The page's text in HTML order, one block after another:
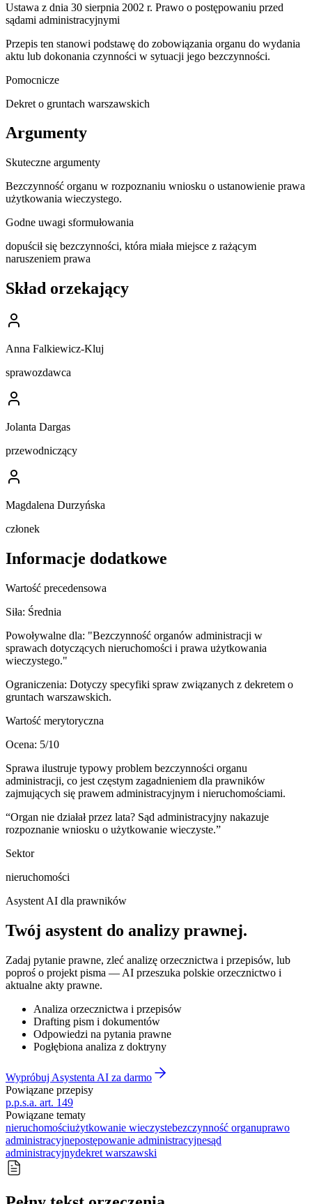
Ustawa z dnia 30 sierpnia 2002 r. Prawo o postępowaniu przed
sądami administracyjnymi
Przepis ten stanowi podstawę do zobowiązania organu do wydania
aktu lub dokonania czynności w sytuacji jego bezczynności.
Pomocnicze
Dekret o gruntach warszawskich
Argumenty
Skuteczne argumenty
Bezczynność organu w rozpoznaniu wniosku o ustanowienie prawa
użytkowania wieczystego.
Godne uwagi sformułowania
dopuścił się bezczynności, która miała miejsce z rażącym
naruszeniem prawa
Skład orzekający
Anna Falkiewicz-Kluj
sprawozdawca
Jolanta Dargas
przewodniczący
Magdalena Durzyńska
członek
Informacje dodatkowe
Wartość precedensowa
Siła: Średnia
Powoływalne dla: "Bezczynność organów administracji w
sprawach dotyczących nieruchomości i prawa użytkowania
wieczystego."
Ograniczenia: Dotyczy specyfiki spraw związanych z dekretem o
gruntach warszawskich.
Wartość merytoryczna
Ocena: 5/10
Sprawa ilustruje typowy problem bezczynności organu
administracji, co jest częstym zagadnieniem dla prawników
zajmujących się prawem administracyjnym i nieruchomościami.
“Organ nie działał przez lata? Sąd administracyjny nakazuje
rozpoznanie wniosku o użytkowanie wieczyste.”
Sektor
nieruchomości
Asystent AI dla prawników
Twój asystent do analizy prawnej.
Zadaj pytanie prawne, zleć analizę orzecznictwa i przepisów, lub
poproś o projekt pisma — AI przeszuka polskie orzecznictwo i
aktualne akty prawne.
Analiza orzecznictwa i przepisów
Drafting pism i dokumentów
Odpowiedzi na pytania prawne
Pogłębiona analiza z doktryny
Wypróbuj Asystenta AI za darmo
Powiązane przepisy
p.p.s.a. art. 149
Powiązane tematy
nieruchomościużytkowanie wieczystebezczynność organuprawo
administracyjnepostępowanie administracyjnesąd
administracyjnydekret warszawski